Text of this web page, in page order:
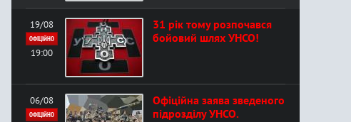
19/08
ОФІЦІЙНО
19:00
31 рік тому розпочався
бойовий шлях УНСО!
06/08
ОФІЦІЙНО
Офіційна заява зведеного
підрозділу УНСО.